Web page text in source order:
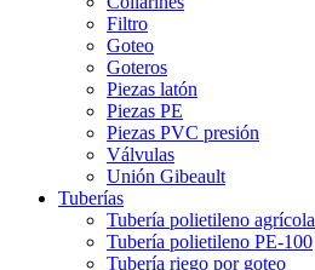
Filtro
Goteo
Goteros
Piezas latón
Piezas PE
Piezas PVC presión
Válvulas
Unión Gibeault
Tuberías
Tubería polietileno agrícola
Tubería polietileno PE-100
Tubería riego por goteo